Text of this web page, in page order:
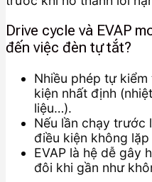
Drive cycle và EVAP
đến việc đèn tự tắt?
Nhiều phép tự
kiện nhất định
liệu…).
Nếu lần chạy trước
điều kiện không
EVAP là hệ dễ gây
đôi khi gần như